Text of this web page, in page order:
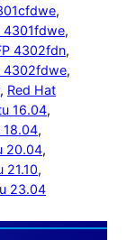
4301fdwe
4302fdn
4302fdwe
, Red Hat
16.04
18.04
20.04
21.10
23.04